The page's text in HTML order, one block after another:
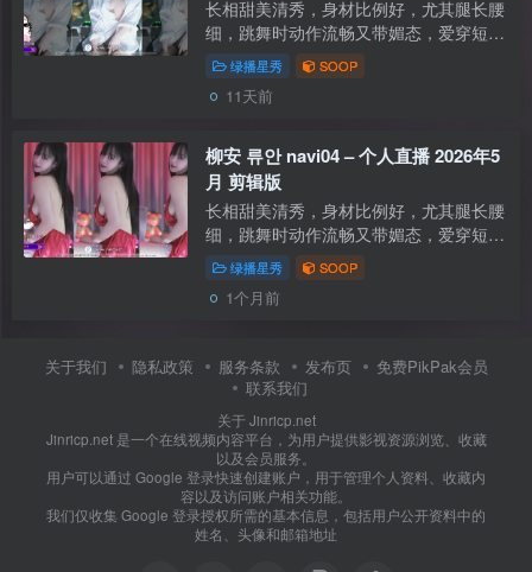
长相甜美清秀，身材比例好，尤其腿长腰
细，跳舞时动作流畅又带媚态，爱穿短
裤、JK、紧身衣等突出下半身曲线。扭腰
摆臀和大腿动作特别撩人，性感热舞风格
明显，反差又可爱 【资源类型】：自录
绿播星秀 SOOP
11天前
柳安 류안 navi04 – 个人直播 2026年5
月 剪辑版
长相甜美清秀，身材比例好，尤其腿长腰
细，跳舞时动作流畅又带媚态，爱穿短
裤、JK、紧身衣等突出下半身曲线。扭腰
摆臀和大腿动作特别撩人，性感热舞风格
明显，反差又可爱 【资源类型】：自录
绿播星秀 SOOP
1个月前
关于我们 隐私政策 服务条款 发布页
免费PikPak会员
联系我们
关于 Jinricp.net
Jinricp.net 是一个在线视频内容平台，为用户提供影视资源浏览、收藏
以及会员服务。
用户可以通过 Google 登录快速创建账户，用于管理个人资料、收藏内
容以及访问账户相关功能。
我们仅收集 Google 登录授权所需的基本信息，包括用户公开资料中的
姓名、头像和邮箱地址